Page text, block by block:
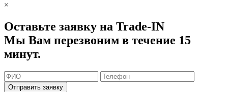
×
Оставьте заявку на Trade-IN
Мы Вам перезвоним в течение 15
минут.
Отправить заявку